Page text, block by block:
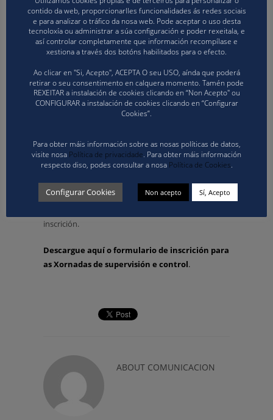
Horarios: 12:00–14:00 e 17:00–19:00
Máximo inscrición:30 persoas por orde de
chegada
Para participar na xornada, será necesario cubrir o
formulario dispoñible na sección de Descargasda
web da FGVB, ademais de realizar o pago de
— Banco Sabadell).
Tanto o formulario como o xustificante de pago
deberán enviarse ao correodtecnico@volei.gal
antes domércores 3 de decembro ás 12:00
inscrición.
Descargue aquí o formulario de inscrición para
as Xornadas de supervisión e control.
ABOUT COMUNICACION
contido da web, proporcionarlles funcionalidades ás redes sociais
e para analizar o tráfico da nosa web. Pode aceptar o uso desta
tecnoloxía ou administrar a súa configuración e poder rexeitala, e
así controlar completamente que información recompílase e
xestiona a través dos botóns habilitados para o efecto.
Ao clicar en "Si, Acepto", ACEPTA O seu USO, aínda que poderá
retirar o seu consentimento en calquera momento. Tamén pode
REXEITAR a instalación de cookies clicando en “Non Acepto" ou
CONFIGURAR a instalación de cookies clicando en “Configurar
Cookies”.
Para obter máis información sobre as nosas políticas de datos,
visite nosa Política de privacidade. Para obter máis información
respecto diso, podes consultar a nosa Política de Cookies.
Configurar Cookies Non acepto Sí, Acepto